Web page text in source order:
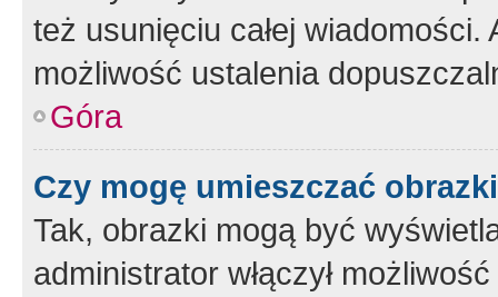
też usunięciu całej
możliwość ustalenia
Góra
Czy mogę umieszczać
Tak, obrazki mogą być
administrator włączył